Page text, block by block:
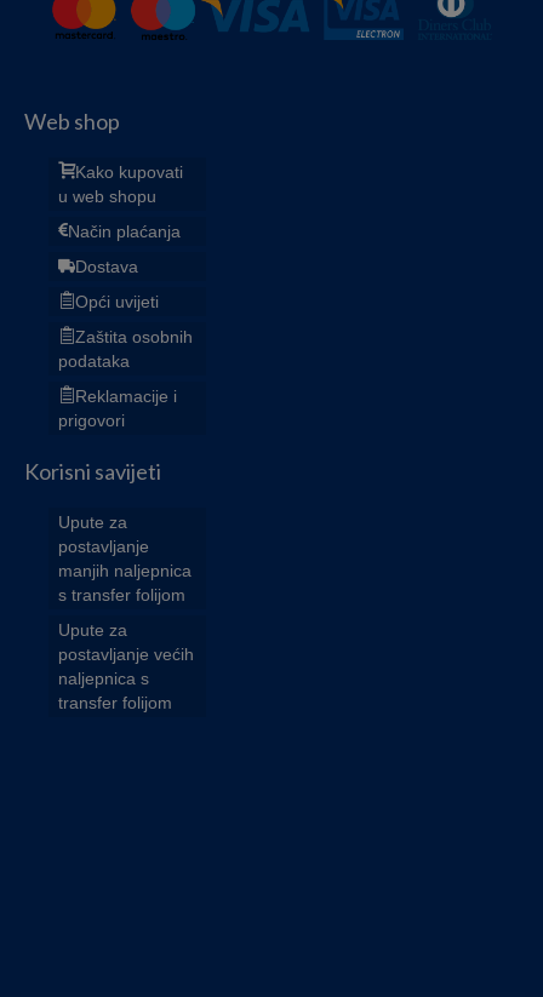
Web shop
Kako kupovati
u web shopu
Način plaćanja
Dostava
Opći uvijeti
Zaštita osobnih
podataka
Reklamacije i
prigovori
Korisni savijeti
Upute za
postavljanje
manjih naljepnica
s transfer folijom
Upute za
postavljanje većih
naljepnica s
transfer folijom